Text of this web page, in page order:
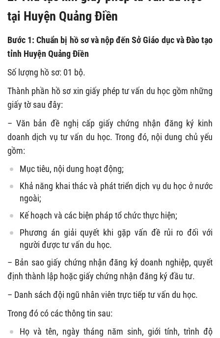
tại Huyện Quảng Điền
Bước 1: Chuẩn bị hồ sơ và nộp đến Sở Giáo dục và Đào tạo
tỉnh Huyện Quảng Điền
Số lượng hồ sơ: 01 bộ.
Thành phần hồ sơ xin giấy phép tư vấn du học gồm những
giấy tờ sau đây:
– Văn bản đề nghị cấp giấy chứng nhận đăng ký kinh
doanh dịch vụ tư vấn du học. Trong đó, nội dung chủ yếu
gồm:
Mục tiêu, nội dung hoạt động;
Khả năng khai thác và phát triển dịch vụ du học ở nước
ngoài;
Kế hoạch và các biện pháp tổ chức thực hiện;
Phương án giải quyết khi gặp vấn đề rủi ro đối với
người được tư vấn du học.
– Bản sao giấy chứng nhận đăng ký doanh nghiệp, quyết
định thành lập hoặc giấy chứng nhận đăng ký đầu tư.
– Danh sách đội ngũ nhân viên trực tiếp tư vấn du học.
Trong đó có các thông tin sau:
Họ và tên, ngày tháng năm sinh, giới tính, trình độ